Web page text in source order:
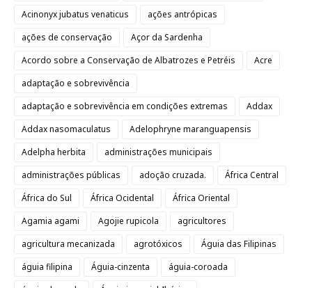
Acinonyx jubatus venaticus
ações antrópicas
ações de conservação
Açor da Sardenha
Acordo sobre a Conservação de Albatrozes e Petréis
Acre
adaptação e sobrevivência
adaptação e sobrevivência em condições extremas
Addax
Addax nasomaculatus
Adelophryne maranguapensis
Adelpha herbita
administrações municipais
administrações públicas
adoção cruzada.
África Central
África do Sul
África Ocidental
África Oriental
Agamia agami
Agojie rupicola
agricultores
agricultura mecanizada
agrotóxicos
Águia das Filipinas
águia filipina
Águia-cinzenta
águia-coroada